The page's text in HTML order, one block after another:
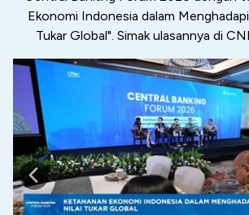
Ekonomi Indonesia dalam
Tukar Global". Simak ulasannya di